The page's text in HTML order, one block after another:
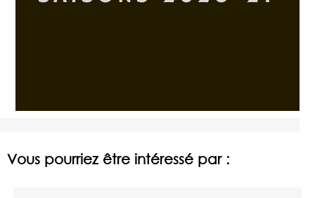
Vous pourriez être intéressé par :